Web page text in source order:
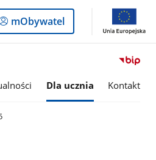
Logowanie
do
mObywatel
Dla ucznia Kontakt